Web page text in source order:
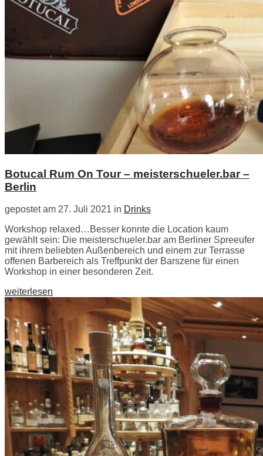
Botucal Rum On Tour – meisterschueler.bar –
Berlin
gepostet am 27. Juli 2021 in Drinks
Workshop relaxed…Besser konnte die Location kaum
gewählt sein: Die meisterschueler.bar am Berliner Spreeufer
mit ihrem beliebten Außenbereich und einem zur Terrasse
offenen Barbereich als Treffpunkt der Barszene für einen
Workshop in einer besonderen Zeit.
weiterlesen